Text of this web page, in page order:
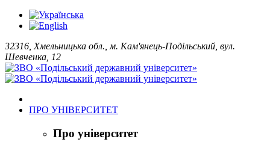
32316, Хмельницька обл., м. Кам'янець-Подільський, вул.
Шевченка, 12
ПРО УНІВЕРСИТЕТ
Про університет